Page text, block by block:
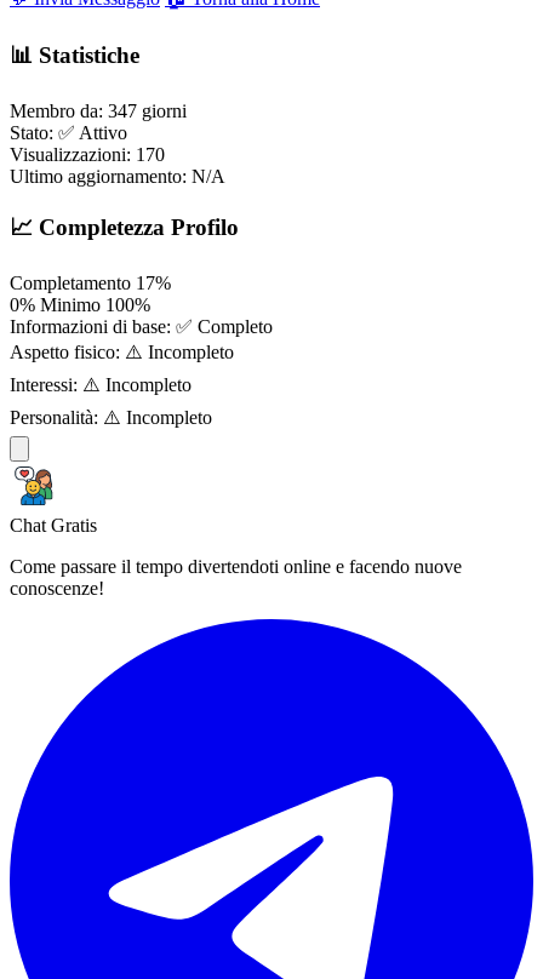
📊 Statistiche
Membro da: 347 giorni
Stato: ✅ Attivo
Visualizzazioni: 170
Ultimo aggiornamento: N/A
📈 Completezza Profilo
Completamento 17%
0% Minimo 100%
Informazioni di base: ✅ Completo
Aspetto fisico: ⚠️ Incompleto
Interessi: ⚠️ Incompleto
Personalità: ⚠️ Incompleto
Chat Gratis
Come passare il tempo divertendoti online e facendo nuove
conoscenze!